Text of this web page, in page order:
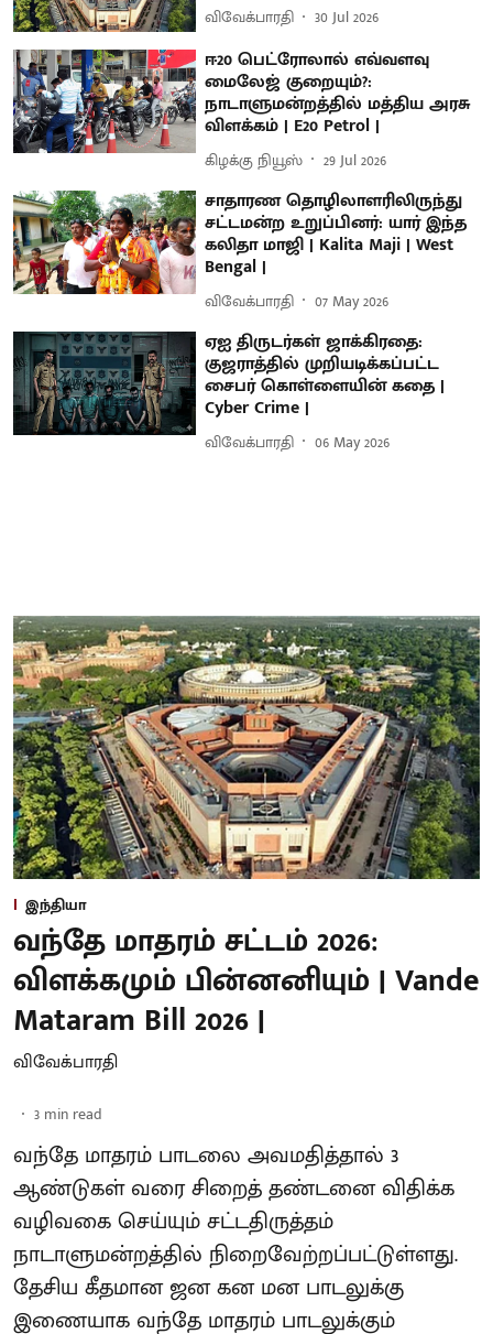
விவேக்பாரதி 30 Jul 2026
ஈ20 பெட்ரோலால் எவ்வளவு
மைலேஜ் குறையும்?:
நாடாளுமன்றத்தில் மத்திய அரசு
விளக்கம் | E20 Petrol |
கிழக்கு நியூஸ் 29 Jul 2026
சாதாரண தொழிலாளரிலிருந்து
சட்டமன்ற உறுப்பினர்: யார் இந்த
கலிதா மாஜி | Kalita Maji | West
Bengal |
விவேக்பாரதி 07 May 2026
ஏஐ திருடர்கள் ஜாக்கிரதை:
குஜராத்தில் முறியடிக்கப்பட்ட
சைபர் கொள்ளையின் கதை |
Cyber Crime |
விவேக்பாரதி 06 May 2026
இந்தியா
வந்தே மாதரம் சட்டம் 2026:
விளக்கமும் பின்னனியும் | Vande
Mataram Bill 2026 |
விவேக்பாரதி
3 min read
வந்தே மாதரம் பாடலை அவமதித்தால் 3
ஆண்டுகள் வரை சிறைத் தண்டனை விதிக்க
வழிவகை செய்யும் சட்டதிருத்தம்
நாடாளுமன்றத்தில் நிறைவேற்றப்பட்டுள்ளது.
தேசிய கீதமான ஜன கன மன பாடலுக்கு
இணையாக வந்தே மாதரம் பாடலுக்கும்